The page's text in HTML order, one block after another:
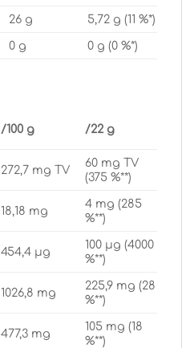
26 g 5,72 g (11 %*)
0 g 0 g (0 %*)
/100 g /22 g
272,7 mg TV
60 mg TV
(375 %**)
18,18 mg
4 mg (285
%**)
454,4 μg
100 μg (4000
%**)
1026,8 mg
225,9 mg (28
%**)
477,3 mg
105 mg (18
%**)